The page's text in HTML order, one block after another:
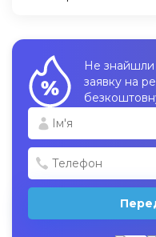
Не
заявку на